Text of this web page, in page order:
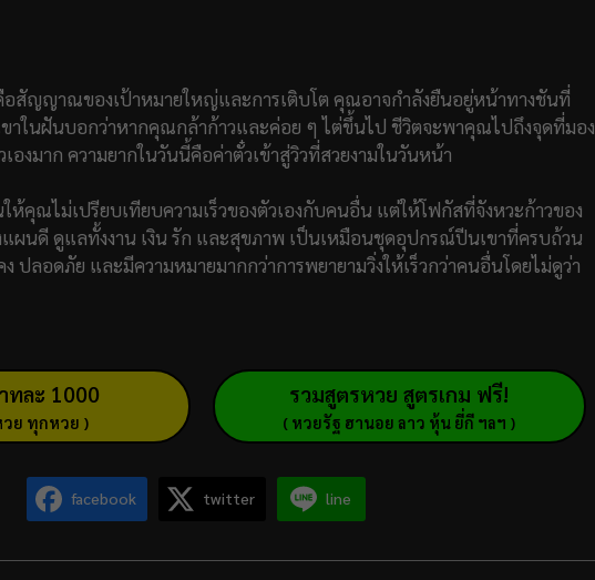
อสัญญาณของเป้าหมายใหญ่และการเติบโต คุณอาจกำลังยืนอยู่หน้าทางชันที่
ขาในฝันบอกว่าหากคุณกล้าก้าวและค่อย ๆ ไต่ขึ้นไป ชีวิตจะพาคุณไปถึงจุดที่มอง
องมาก ความยากในวันนี้คือค่าตั๋วเข้าสู่วิวที่สวยงามในวันหน้า
ห้คุณไม่เปรียบเทียบความเร็วของตัวเองกับคนอื่น แต่ให้โฟกัสที่จังหวะก้าวของ
แผนดี ดูแลทั้งงาน เงิน รัก และสุขภาพ เป็นเหมือนชุดอุปกรณ์ปีนเขาที่ครบถ้วน
ปลอดภัย และมีความหมายมากกว่าการพยายามวิ่งให้เร็วกว่าคนอื่นโดยไม่ดูว่า
ทละ 1000
วย ทุกหวย )
รวมสูตรหวย สูตรเกม ฟรี!
( หวยรัฐ ฮานอย ลาว หุ้น ยี่กี ฯลฯ )
facebook twitter line